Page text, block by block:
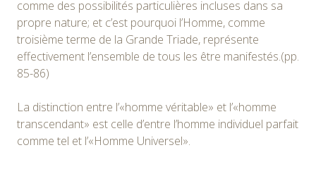
comme des possibilités particulières incluses dans sa
propre nature; et c’est pourquoi l’Homme, comme
troisième terme de la Grande Triade, représente
effectivement l’ensemble de tous les être manifestés.(pp.
85-86)
La distinction entre l’«homme véritable» et l’«homme
transcendant» est celle d’entre l’homme individuel parfait
comme tel et l’«Homme Universel».